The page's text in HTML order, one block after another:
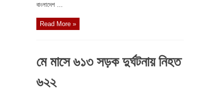
বাংলাদেশ ...
Read More »
মে মাসে ৬১৩ সড়ক দুর্ঘটনায় নিহত
৬২২